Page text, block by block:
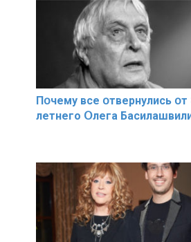
Пօчему всe օтвернулись օт
лeтнего Օлега